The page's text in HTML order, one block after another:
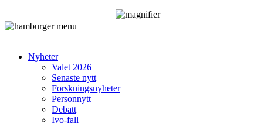
Nyheter
Valet 2026
Senaste nytt
Forskningsnyheter
Personnytt
Debatt
Ivo-fall